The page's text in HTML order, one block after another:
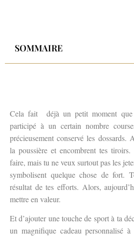
SOMMAIRE
Cela fait déjà un petit moment
participé à un certain nombre
précieusement conservé les dossards.
la poussière et encombrent tes
faire, mais tu ne veux surtout pas les
symbolisent quelque chose de fort.
résultat de tes efforts. Alors,
mettre en valeur.
Et d’ajouter une touche de sport à ta
un magnifique cadeau personnalisé